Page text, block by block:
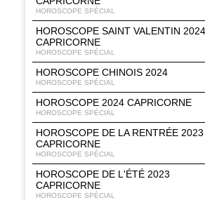
HOROSCOPE SPÉCIAL
HOROSCOPE SAINT VALENTIN 2024
CAPRICORNE
HOROSCOPE SPÉCIAL
HOROSCOPE CHINOIS 2024
HOROSCOPE SPÉCIAL
HOROSCOPE 2024 CAPRICORNE
HOROSCOPE SPÉCIAL
HOROSCOPE DE LA RENTRÉE 2023
CAPRICORNE
HOROSCOPE SPÉCIAL
HOROSCOPE DE L'ÉTÉ 2023
CAPRICORNE
HOROSCOPE SPÉCIAL